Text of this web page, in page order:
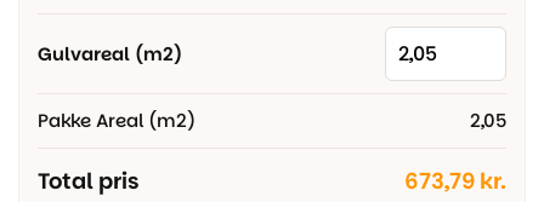
Gulvareal (m2)
Pakke Areal (m2) 2,05
Total pris 673,79 kr.